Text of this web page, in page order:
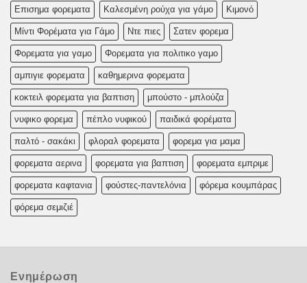
Επισημα φορεματα Καλεσμένη ρούχα για γάμο Κιμονό
Μίντι Φορέματα για Γάμο Ντε πιες Σατεν φορεμα
Φορεματα για γαμο Φορεματα για πολιτικο γαμο
αμπιγιε φορεματα καθημερινα φορεματα
κοκτειλ φορεματα για βαπτιση μπούστο - μπλούζα
νυφικο φορεμα πέπλο νυφικού παιδικά φορέματα
παλτό - σακάκι φλοραλ φορεματα φορεμα για μαμα
φορεματα αερινα φορεματα για βαπτιση φορεματα εμπριμε
φορεματα καφτανια φούστες-παντελόνια φόρεμα κουμπάρας
φόρεμα σεμιζιέ
Ενημέρωση